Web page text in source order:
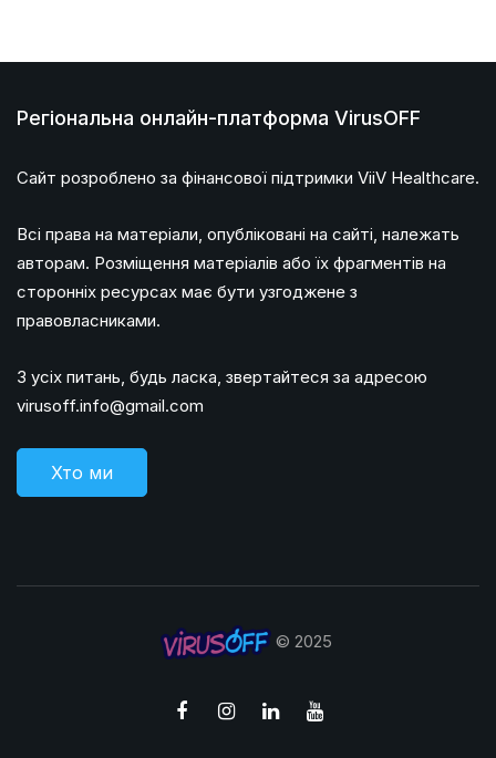
Регіональна онлайн-платформа VirusOFF
Сайт розроблено за фінансової підтримки ViiV Healthcare.
Всі права на матеріали, опубліковані на сайті, належать
авторам. Розміщення матеріалів або їх фрагментів на
сторонніх ресурсах має бути узгоджене з
правовласниками.
З усіх питань, будь ласка, звертайтеся за адресою
virusoff.info@gmail.com
Хто ми
© 2025